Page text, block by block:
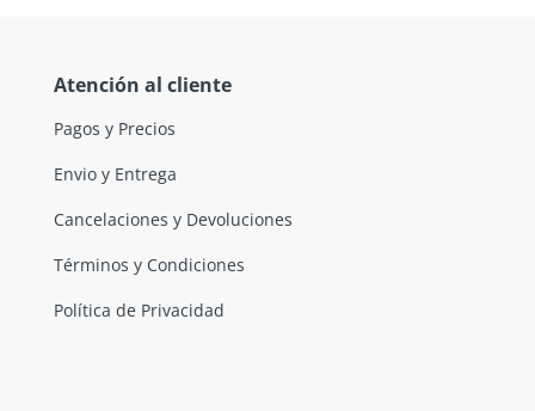
Atención al cliente
Pagos y Precios
Envio y Entrega
Cancelaciones y Devoluciones
Términos y Condiciones
Política de Privacidad